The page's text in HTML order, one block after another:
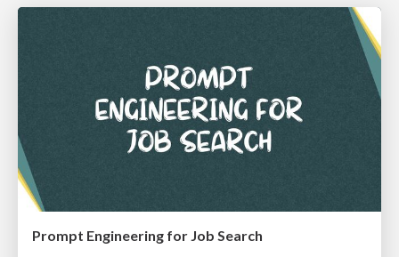
Prompt Engineering for Job Search